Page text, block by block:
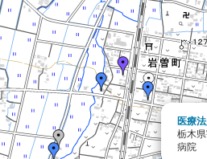
医療
栃木
病院